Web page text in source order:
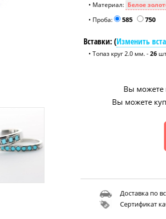
• Материал:
• Проба:
585 750
Вставки: (Изменить
• Топаз круг 2.0 мм. -26
Вы можете
Вы можете
Доставка по
Сертификат